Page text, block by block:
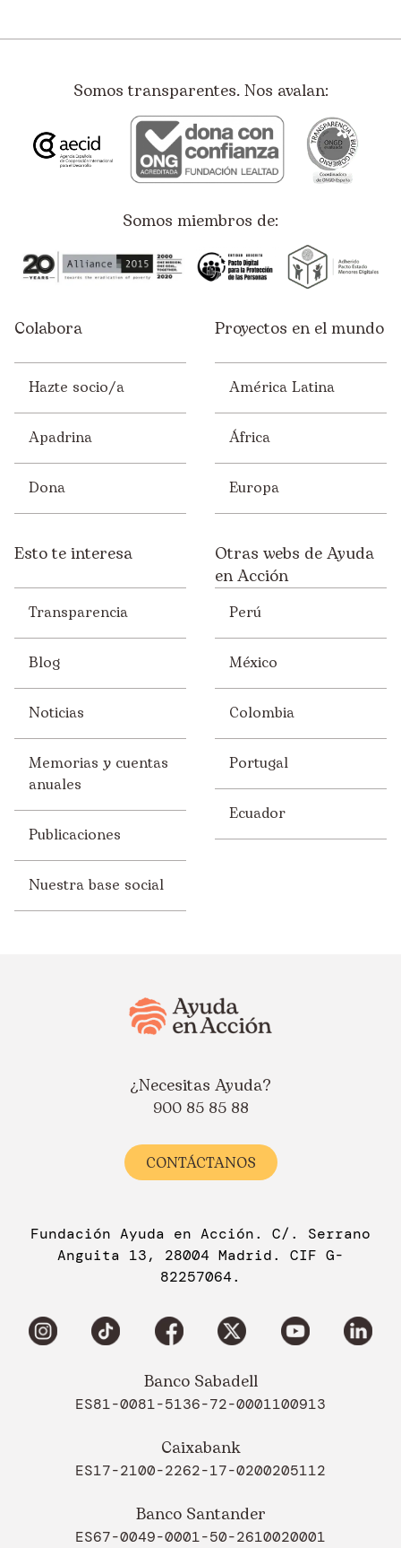
Somos transparentes. Nos avalan:
Somos miembros de:
Colabora
Hazte socio/a
Apadrina
Dona
Proyectos en el mundo
América Latina
África
Europa
Esto te interesa
Transparencia
Blog
Noticias
Memorias y cuentas
anuales
Publicaciones
Nuestra base social
Otras webs de Ayuda
en Acción
Perú
México
Colombia
Portugal
Ecuador
¿Necesitas Ayuda?
900 85 85 88
CONTÁCTANOS
Fundación Ayuda en Acción. C/. Serrano
Anguita 13, 28004 Madrid. CIF G-
82257064.
Banco Sabadell
ES81-0081-5136-72-0001100913
Caixabank
ES17-2100-2262-17-0200205112
Banco Santander
ES67-0049-0001-50-2610020001